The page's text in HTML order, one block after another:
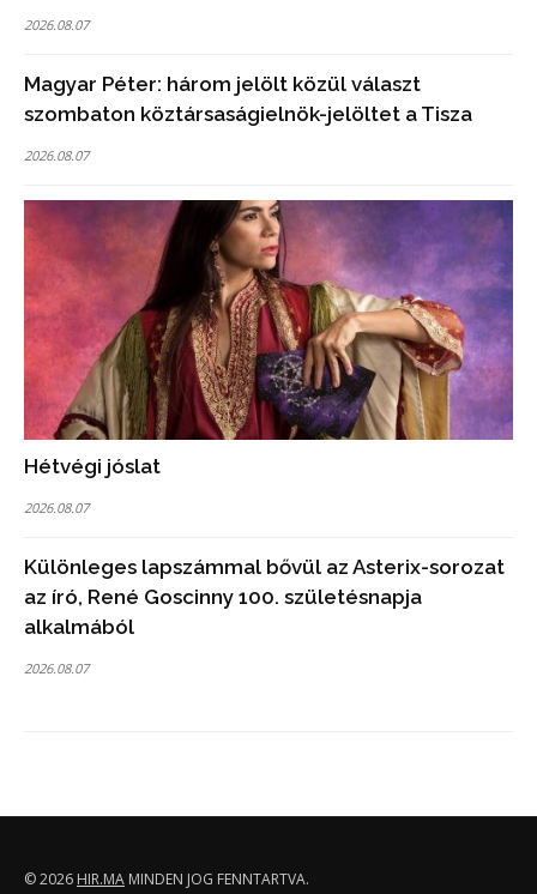
2026.08.07
Magyar Péter: három jelölt közül választ
szombaton köztársaságielnök-jelöltet a Tisza
2026.08.07
Hétvégi jóslat
2026.08.07
Különleges lapszámmal bővül az Asterix-sorozat
az író, René Goscinny 100. születésnapja
alkalmából
2026.08.07
© 2026 HIR.MA MINDEN JOG FENNTARTVA.